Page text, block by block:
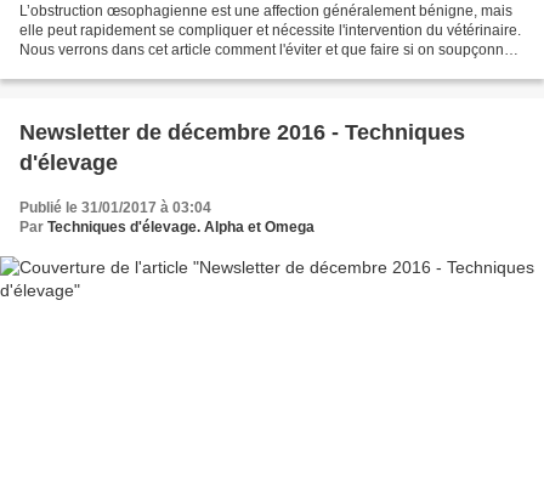
L’obstruction œsophagienne est une affection généralement bénigne, mais
elle peut rapidement se compliquer et nécessite l'intervention du vétérinaire.
Nous verrons dans cet article comment l'éviter et que faire si on soupçonne
Newsletter de décembre 2016 - Techniques
d'élevage
Publié le 31/01/2017 à 03:04
Par Techniques d'élevage. Alpha et Omega